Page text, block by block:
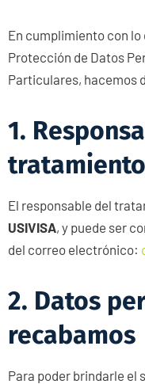
En cumplimiento con
Protección de Datos
Particulares, hacemos
1.
El responsable del
USIVISA, y puede ser
del correo electrónico:
2. Datos
recabamos
Para poder brindarle el